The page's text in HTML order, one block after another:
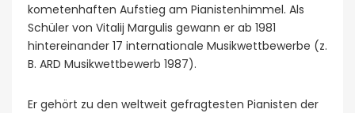
kometenhaften Aufstieg am Pianistenhimmel. Als
Schüler von Vitalij Margulis gewann er ab 1981
hintereinander 17 internationale Musikwettbewerbe (z.
B. ARD Musikwettbewerb 1987).
Er gehört zu den weltweit gefragtesten Pianisten der